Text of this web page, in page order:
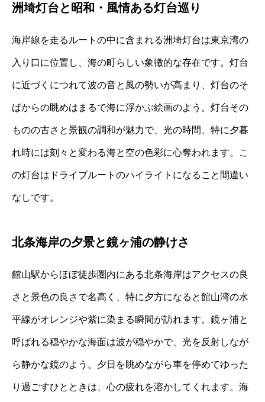
洲埼灯台と昭和・風情ある灯台巡り
海岸線を走るルートの中に含まれる洲埼灯台は東京湾の
入り口に位置し、海の町らしい象徴的な存在です。灯台
に近づくにつれて波の音と風の勢いが高まり、灯台のそ
ばからの眺めはまるで海に浮かぶ絵画のよう。灯台その
ものの古さと景観の調和が魅力で、光の時間、特に夕暮
れ時には刻々と変わる海と空の色彩に心奪われます。こ
の灯台はドライブルートのハイライトになること間違い
なしです。
北条海岸の夕景と鏡ヶ浦の静けさ
館山駅からほぼ徒歩圏内にある北条海岸はアクセスの良
さと景色の良さで名高く、特に夕方になると館山湾の水
平線がオレンジや紫に染まる瞬間が訪れます。鏡ヶ浦と
呼ばれる穏やかな海面は波が穏やかで、光を反射しなが
ら静かな鏡のよう。夕日を眺めながら車を停めてゆった
り過ごすひとときは、心の疲れを溶かしてくれます。海